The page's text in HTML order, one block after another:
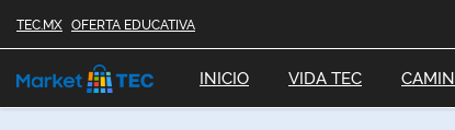
TEC.MX OFERTA EDUCATIVA
INICIO VIDA TEC